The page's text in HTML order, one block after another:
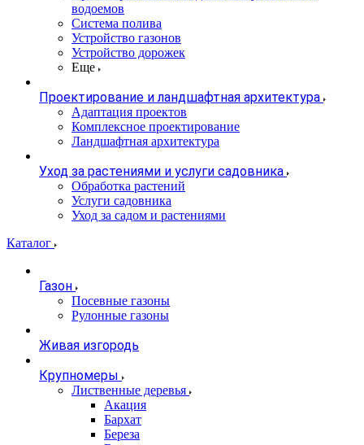
водоемов
Система полива
Устройство газонов
Устройство дорожек
Еще
Проектирование и ландшафтная архитектура
Адаптация проектов
Комплексное проектирование
Ландшафтная архитектура
Уход за растениями и услуги садовника
Обработка растений
Услуги садовника
Уход за садом и растениями
Каталог
Газон
Посевные газоны
Рулонные газоны
Живая изгородь
Крупномеры
Лиственные деревья
Акация
Бархат
Береза